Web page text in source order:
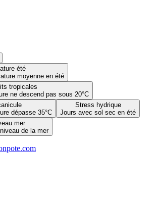
été
moyenne en été
tropicales
ne descend pas sous 20°C
dépasse 35°C
Stress hydrique
Jours avec sol sec en été
mer
de la mer